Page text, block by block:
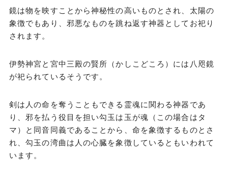
鏡は物を映すことから神秘性の高いものとされ、太陽の
象徴でもあり、邪悪なものを跳ね返す神器としてお祀り
されます。
伊勢神宮と宮中三殿の賢所（かしこどころ）には八咫鏡
が祀られているそうです。
剣は人の命を奪うこともできる霊魂に関わる神器であ
り、邪を払う役目を担い勾玉は玉が魂（この場合はタ
マ）と同音同義であることから、命を象徴するものとさ
れ、勾玉の湾曲は人の心臓を象徴しているともいわれて
います。